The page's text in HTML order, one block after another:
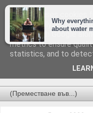
Новини от Бургас,
This site uses cookies
and to analyze traffic.
shared with Google
metrics to ensure
statistics, and to